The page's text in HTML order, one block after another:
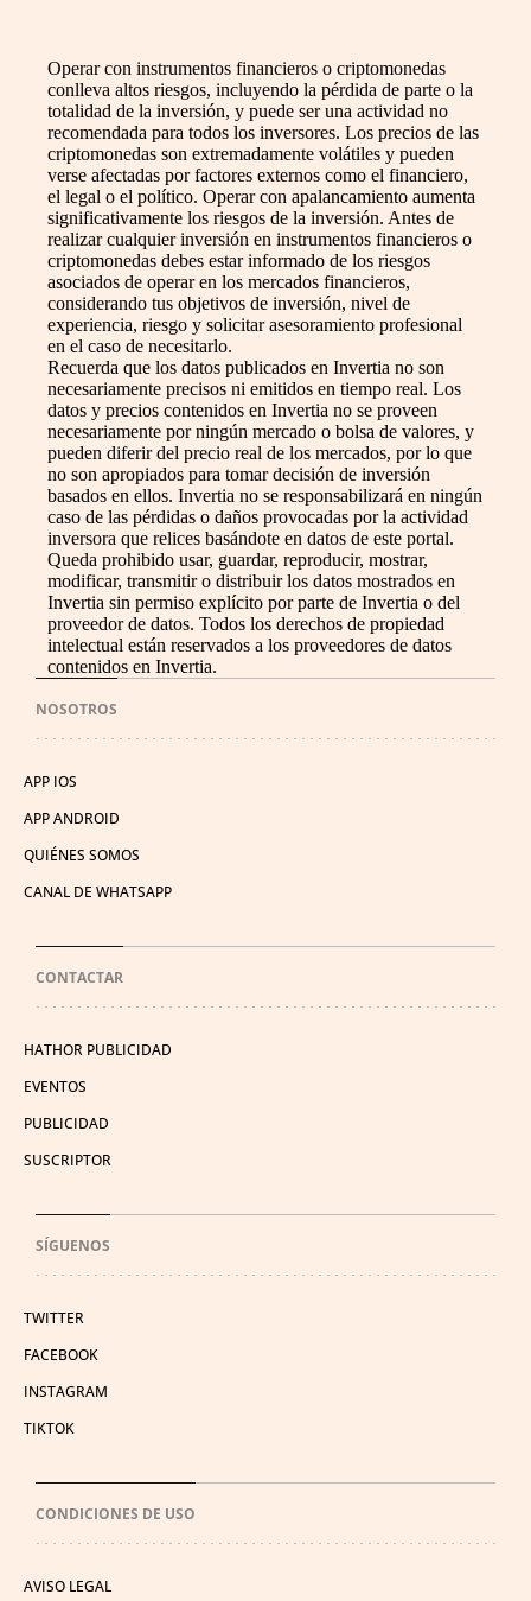
Operar con instrumentos financieros o criptomonedas
conlleva altos riesgos, incluyendo la pérdida de parte o la
totalidad de la inversión, y puede ser una actividad no
recomendada para todos los inversores. Los precios de las
criptomonedas son extremadamente volátiles y pueden
verse afectadas por factores externos como el financiero,
el legal o el político. Operar con apalancamiento aumenta
significativamente los riesgos de la inversión. Antes de
realizar cualquier inversión en instrumentos financieros o
criptomonedas debes estar informado de los riesgos
asociados de operar en los mercados financieros,
considerando tus objetivos de inversión, nivel de
experiencia, riesgo y solicitar asesoramiento profesional
en el caso de necesitarlo.
Recuerda que los datos publicados en Invertia no son
necesariamente precisos ni emitidos en tiempo real. Los
datos y precios contenidos en Invertia no se proveen
necesariamente por ningún mercado o bolsa de valores, y
pueden diferir del precio real de los mercados, por lo que
no son apropiados para tomar decisión de inversión
basados en ellos. Invertia no se responsabilizará en ningún
caso de las pérdidas o daños provocadas por la actividad
inversora que relices basándote en datos de este portal.
Queda prohibido usar, guardar, reproducir, mostrar,
modificar, transmitir o distribuir los datos mostrados en
Invertia sin permiso explícito por parte de Invertia o del
proveedor de datos. Todos los derechos de propiedad
intelectual están reservados a los proveedores de datos
contenidos en Invertia.
NOSOTROS
APP IOS
APP ANDROID
QUIÉNES SOMOS
CANAL DE WHATSAPP
CONTACTAR
HATHOR PUBLICIDAD
EVENTOS
PUBLICIDAD
SUSCRIPTOR
SÍGUENOS
TWITTER
FACEBOOK
INSTAGRAM
TIKTOK
CONDICIONES DE USO
AVISO LEGAL